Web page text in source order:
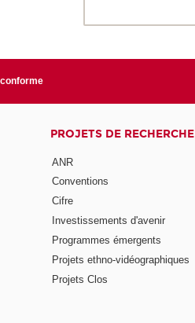
PROJETS DE RECHERCHE
ANR
Conventions
Cifre
Investissements d'avenir
Programmes émergents
Projets ethno-vidéographiques
Projets Clos